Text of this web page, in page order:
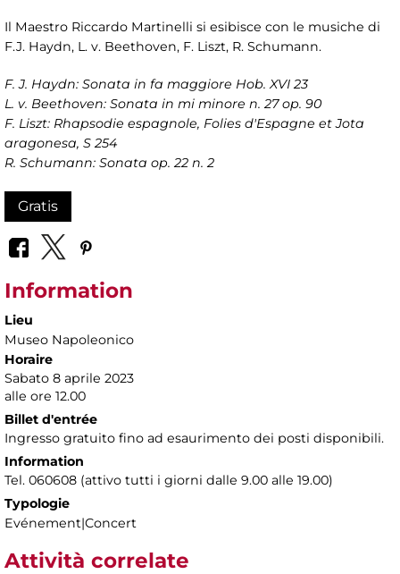
Il Maestro Riccardo Martinelli si esibisce con le musiche di
F.J. Haydn, L. v. Beethoven, F. Liszt, R. Schumann.
F. J. Haydn: Sonata in fa maggiore Hob. XVI 23
L. v. Beethoven: Sonata in mi minore n. 27 op. 90
F. Liszt: Rhapsodie espagnole, Folies d'Espagne et Jota
aragonesa, S 254
R. Schumann: Sonata op. 22 n. 2
Gratis
Information
Lieu
Museo Napoleonico
Horaire
Sabato 8 aprile 2023
alle ore 12.00
Billet d'entrée
Ingresso gratuito fino ad esaurimento dei posti disponibili.
Information
Tel. 060608 (attivo tutti i giorni dalle 9.00 alle 19.00)
Typologie
Evénement|Concert
Attività correlate